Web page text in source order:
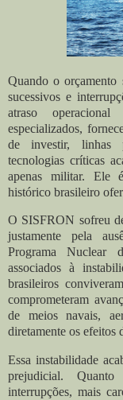
Quando o orçamento
sucessivos e
atraso
especializados,
de investir, linhas
tecnologias críticas
apenas militar. Ele
histórico brasileiro
O SISFRON sofreu
justamente pela
Programa Nuclear
associados à
brasileiros
comprometeram
de meios navais,
diretamente os efeitos
Essa instabilidade
prejudicial.
interrupções, mais